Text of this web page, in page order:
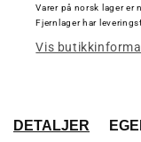
Varer på norsk lager er
Fjernlager har
Vis
DETALJER